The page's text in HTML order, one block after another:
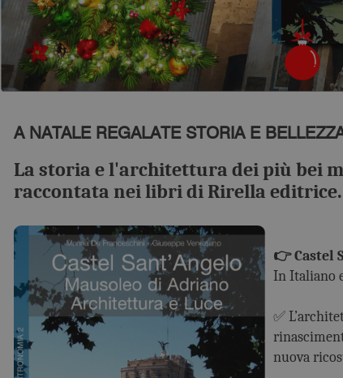
A NATALE REGALATE STORIA E
La storia e l'architettura dei più bei
raccontata nei libri di Rirella editrice.
👉 Castel
In Italiano
✅
nuova